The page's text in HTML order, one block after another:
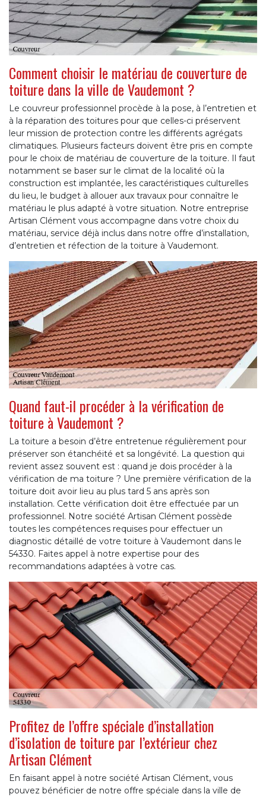
Comment choisir le matériau de couverture de
toiture dans la ville de Vaudemont ?
Le couvreur professionnel procède à la pose, à l’entretien et
à la réparation des toitures pour que celles-ci préservent
leur mission de protection contre les différents agrégats
climatiques. Plusieurs facteurs doivent être pris en compte
pour le choix de matériau de couverture de la toiture. Il faut
notamment se baser sur le climat de la localité où la
construction est implantée, les caractéristiques culturelles
du lieu, le budget à allouer aux travaux pour connaître le
matériau le plus adapté à votre situation. Notre entreprise
Artisan Clément vous accompagne dans votre choix du
matériau, service déjà inclus dans notre offre d’installation,
d’entretien et réfection de la toiture à Vaudemont.
Quand faut-il procéder à la vérification de
toiture à Vaudemont ?
La toiture a besoin d’être entretenue régulièrement pour
préserver son étanchéité et sa longévité. La question qui
revient assez souvent est : quand je dois procéder à la
vérification de ma toiture ? Une première vérification de la
toiture doit avoir lieu au plus tard 5 ans après son
installation. Cette vérification doit être effectuée par un
professionnel. Notre société Artisan Clément possède
toutes les compétences requises pour effectuer un
diagnostic détaillé de votre toiture à Vaudemont dans le
54330. Faites appel à notre expertise pour des
recommandations adaptées à votre cas.
Profitez de l’offre spéciale d’installation
d’isolation de toiture par l’extérieur chez
Artisan Clément
En faisant appel à notre société Artisan Clément, vous
pouvez bénéficier de notre offre spéciale dans la ville de